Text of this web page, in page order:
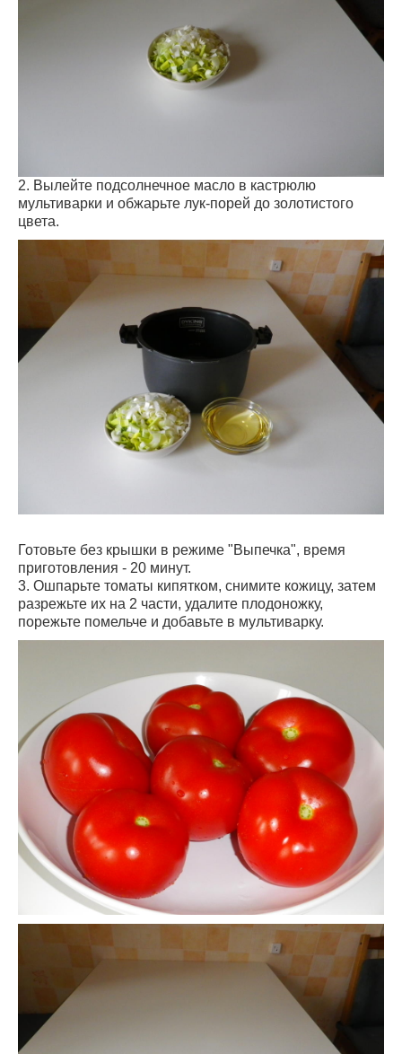
2. Вылейте подсолнечное масло в кастрюлю
мультиварки и обжарьте лук-порей до золотистого
цвета.
Готовьте без крышки в режиме "Выпечка", время
приготовления - 20 минут.
3. Ошпарьте томаты кипятком, снимите кожицу, затем
разрежьте их на 2 части, удалите плодоножку,
порежьте помельче и добавьте в мультиварку.